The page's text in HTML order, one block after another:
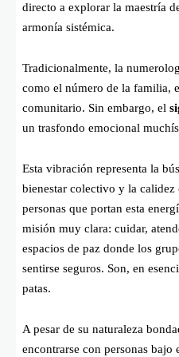
directo a explorar la maestría
armonía sistémica.
Tradicionalmente, la
como el número de la familia,
comunitario. Sin embargo, el
un trasfondo emocional
Esta vibración representa la
bienestar colectivo y la calidez
personas que portan esta
misión muy clara: cuidar,
espacios de paz donde los
sentirse seguros. Son, en
patas.
A pesar de su naturaleza
encontrarse con personas bajo